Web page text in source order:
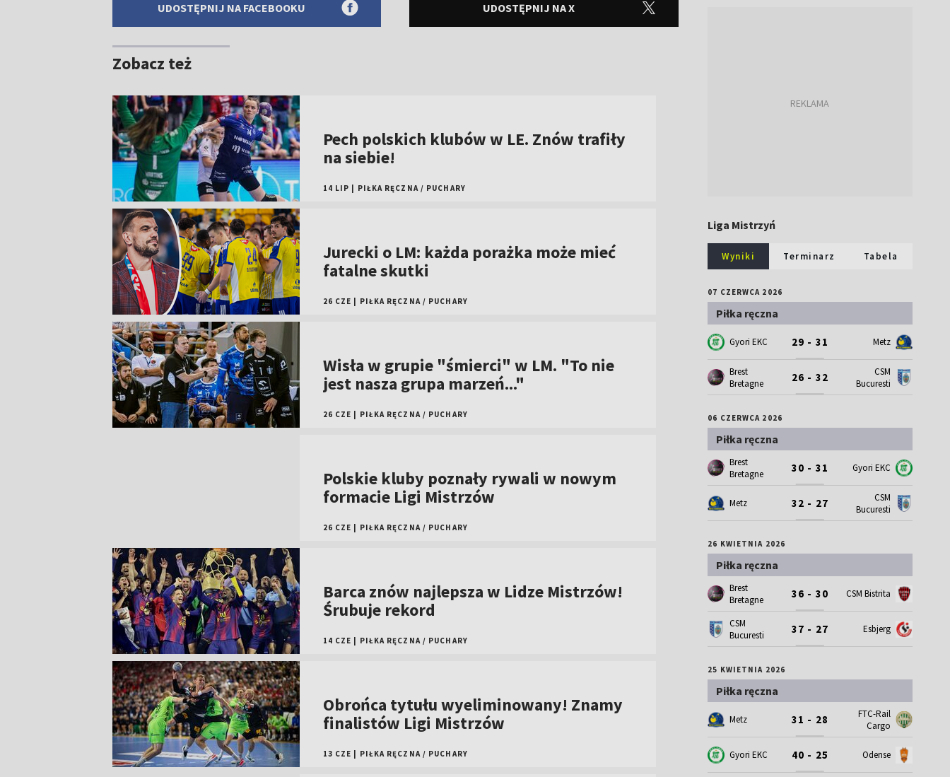
UDOSTĘPNIJ NA FACEBOOKU UDOSTĘPNIJ NA X
Zobacz też
Pech polskich klubów w LE. Znów trafiły
na siebie!
14 LIP PIŁKA RĘCZNA / PUCHARY
Jurecki o LM: każda porażka może mieć
fatalne skutki
26 CZE PIŁKA RĘCZNA / PUCHARY
Wisła w grupie "śmierci" w LM. "To nie
jest nasza grupa marzeń..."
26 CZE PIŁKA RĘCZNA / PUCHARY
Polskie kluby poznały rywali w nowym
formacie Ligi Mistrzów
26 CZE PIŁKA RĘCZNA / PUCHARY
Barca znów najlepsza w Lidze Mistrzów!
Śrubuje rekord
14 CZE PIŁKA RĘCZNA / PUCHARY
Obrońca tytułu wyeliminowany! Znamy
finalistów Ligi Mistrzów
13 CZE PIŁKA RĘCZNA / PUCHARY
Liga Mistrzyń
Wyniki Terminarz Tabela
07 CZERWCA 2026
Piłka ręczna
Gyori EKC 29 - 31 Metz
Brest
Bretagne
26 - 32
CSM
Bucuresti
06 CZERWCA 2026
Piłka ręczna
Brest
Bretagne
30 - 31 Gyori EKC
Metz 32 - 27
CSM
Bucuresti
26 KWIETNIA 2026
Piłka ręczna
Brest
Bretagne
36 - 30 CSM Bistrita
CSM
Bucuresti
37 - 27 Esbjerg
25 KWIETNIA 2026
Piłka ręczna
Metz 31 - 28
FTC-Rail
Cargo
Gyori EKC 40 - 25 Odense